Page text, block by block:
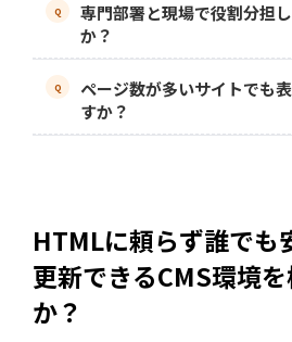
ロックを組み合わせてペー
専門部署と現場で役割分担
か？
め、担当ごとの役割を分け
スとも連携します。
ページ数が多いサイトでも
すか？
HTMLに頼らず誰でも
更新できるCMS環境
か？